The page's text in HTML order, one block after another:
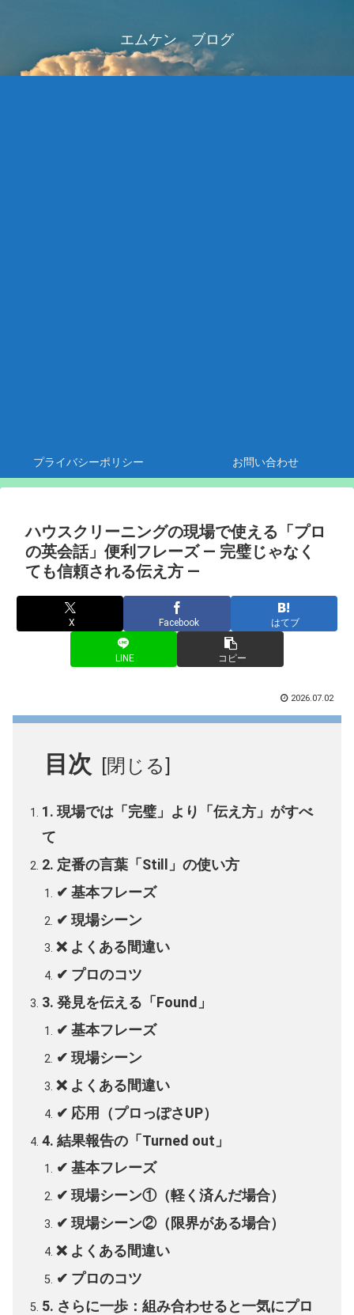
エムケン ブログ
プライバシーポリシー お問い合わせ
ハウスクリーニングの現場で使える「プロ
の英会話」便利フレーズ — 完璧じゃなく
ても信頼される伝え方 —
X Facebook はてブ
LINE コピー
2026.07.02
目次
1. 現場では「完璧」より「伝え方」がすべ
て
2. 定番の言葉「Still」の使い方
✔ 基本フレーズ
✔ 現場シーン
❌ よくある間違い
✔ プロのコツ
3. 発見を伝える「Found」
✔ 基本フレーズ
✔ 現場シーン
❌ よくある間違い
✔ 応用（プロっぽさUP）
4. 結果報告の「Turned out」
✔ 基本フレーズ
✔ 現場シーン①（軽く済んだ場合）
✔ 現場シーン②（限界がある場合）
❌ よくある間違い
✔ プロのコツ
5. さらに一歩：組み合わせると一気にプロ